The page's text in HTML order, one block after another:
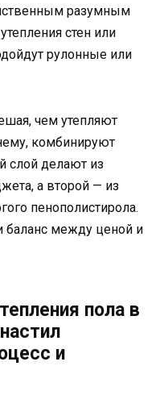
разумным
стен или
рулонные или
чем утепляют
комбинируют
слой делают из
а второй — из
пенополистирола.
баланс между ценой и
пола в
и